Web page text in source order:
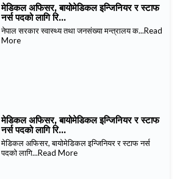
मेडिकल अफिसर, बायोमेडिकल इन्जिनियर र स्टाफ
नर्स पदको लागि रि...
नेपाल सरकार स्वास्थ्य तथा जनसंख्या मन्त्रालय क...Read
More
मेडिकल अफिसर, बायोमेडिकल इन्जिनियर र स्टाफ
नर्स पदको लागि रि...
मेडिकल अफिसर, बायोमेडिकल इन्जिनियर र स्टाफ नर्स
पदको लागि...Read More